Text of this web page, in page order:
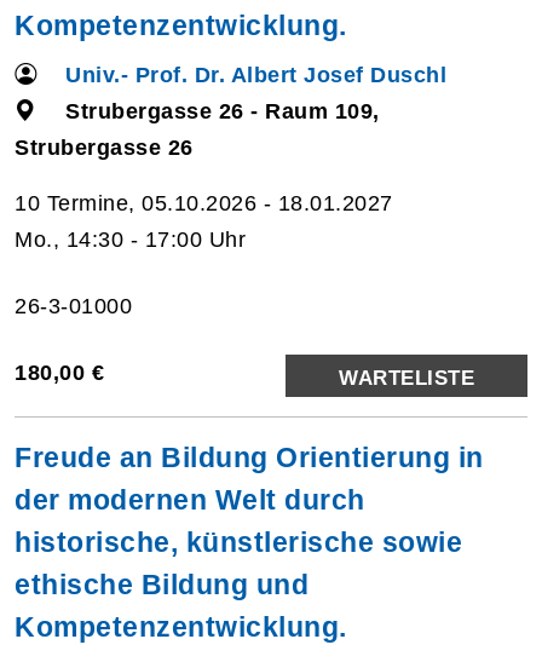
Kompetenzentwicklung.
Univ.- Prof. Dr. Albert Josef Duschl
Strubergasse 26 - Raum 109,
Strubergasse 26
10 Termine, 05.10.2026 - 18.01.2027
Mo., 14:30 - 17:00 Uhr
26-3-01000
180,00 € WARTELISTE
Freude an Bildung Orientierung in
der modernen Welt durch
historische, künstlerische sowie
ethische Bildung und
Kompetenzentwicklung.